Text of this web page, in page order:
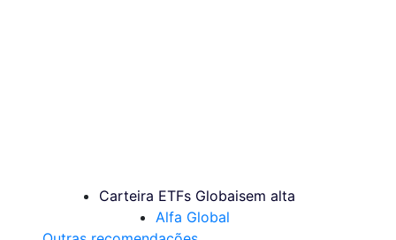
Carteira ETFs Globaisem alta
Alfa Global